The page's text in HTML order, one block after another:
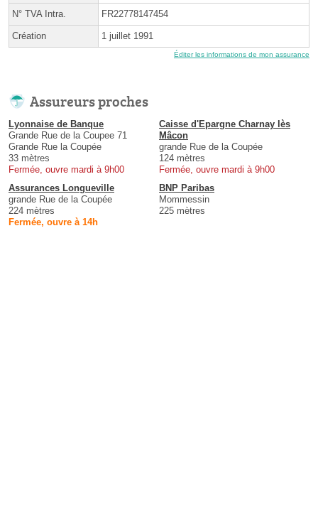
N° TVA Intra. FR22778147454
Création 1 juillet 1991
Éditer les informations de mon assurance
Assureurs proches
Lyonnaise de Banque
Grande Rue de la Coupee 71
Grande Rue la Coupée
33 mètres
Fermée, ouvre mardi à 9h00
Caisse d'Epargne Charnay lès
Mâcon
grande Rue de la Coupée
124 mètres
Fermée, ouvre mardi à 9h00
Assurances Longueville
grande Rue de la Coupée
224 mètres
Fermée, ouvre à 14h
BNP Paribas
Mommessin
225 mètres